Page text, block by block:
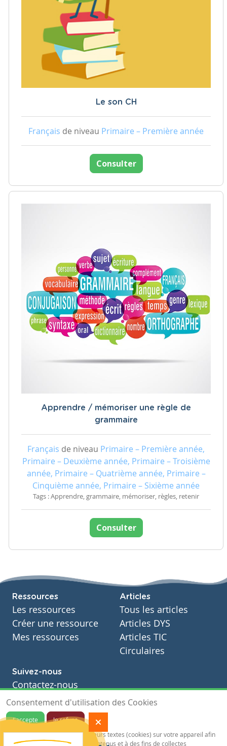
Le son CH
Français de niveau Primaire – Première année
Consulter
Apprendre / mémoriser une règle de
grammaire
Français de niveau Primaire – Première année,
Primaire – Deuxième année, Primaire – Troisième
année, Primaire – Quatrième année, Primaire –
Cinquième année, Primaire – Sixième année
Tags : Apprendre, grammaire, mémoriser, règles, retenir
Consulter
Ressources
Les ressources
Créer une ressource
Mes ressources
Articles
Tous les articles
Articles DYS
Articles TIC
Circulaires
Suivez-nous
Contactez-nous
Soutien scolaire
Notre page Facebook
S'inscrire à notre newsletter
Consentement d'utilisation des Cookies
J'accepte
Je refuse
Notre site sauvegarde des traceurs textes (cookies) sur votre appareil afin
de vous garantir de meilleurs contenus et à des fins de collectes